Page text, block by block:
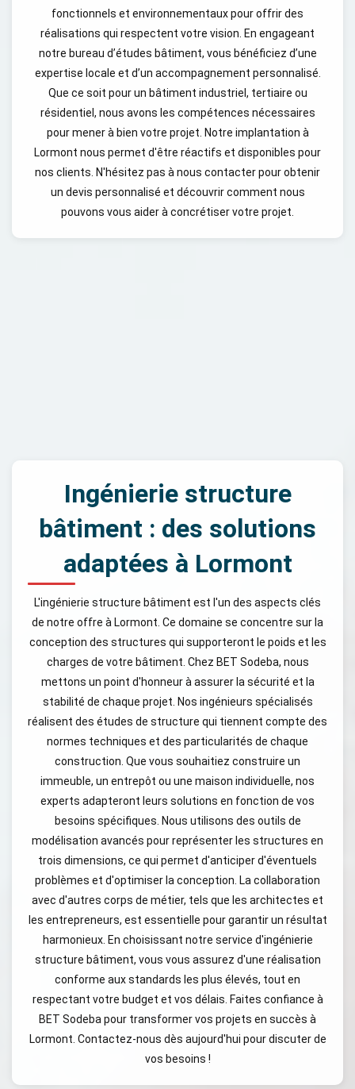
fonctionnels et environnementaux pour offrir des
réalisations qui respectent votre vision. En engageant
notre bureau d’études bâtiment, vous bénéficiez d’une
expertise locale et d’un accompagnement personnalisé.
Que ce soit pour un bâtiment industriel, tertiaire ou
résidentiel, nous avons les compétences nécessaires
pour mener à bien votre projet. Notre implantation à
Lormont nous permet d'être réactifs et disponibles pour
nos clients. N'hésitez pas à nous contacter pour obtenir
un devis personnalisé et découvrir comment nous
pouvons vous aider à concrétiser votre projet.
Ingénierie structure
bâtiment : des solutions
adaptées à Lormont
L'ingénierie structure bâtiment est l'un des aspects clés
de notre offre à Lormont. Ce domaine se concentre sur la
conception des structures qui supporteront le poids et les
charges de votre bâtiment. Chez BET Sodeba, nous
mettons un point d'honneur à assurer la sécurité et la
stabilité de chaque projet. Nos ingénieurs spécialisés
réalisent des études de structure qui tiennent compte des
normes techniques et des particularités de chaque
construction. Que vous souhaitiez construire un
immeuble, un entrepôt ou une maison individuelle, nos
experts adapteront leurs solutions en fonction de vos
besoins spécifiques. Nous utilisons des outils de
modélisation avancés pour représenter les structures en
trois dimensions, ce qui permet d'anticiper d'éventuels
problèmes et d'optimiser la conception. La collaboration
avec d'autres corps de métier, tels que les architectes et
les entrepreneurs, est essentielle pour garantir un résultat
harmonieux. En choisissant notre service d'ingénierie
structure bâtiment, vous vous assurez d'une réalisation
conforme aux standards les plus élevés, tout en
respectant votre budget et vos délais. Faites confiance à
BET Sodeba pour transformer vos projets en succès à
Lormont. Contactez-nous dès aujourd'hui pour discuter de
vos besoins !